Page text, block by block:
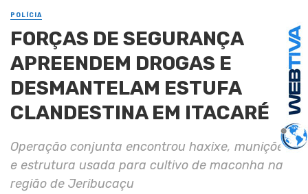
POLÍCIA
FORÇAS DE SEGURANÇA
APREENDEM DROGAS E
DESMANTELAM ESTUFA
CLANDESTINA EM ITACARÉ
Operação conjunta encontrou haxixe, munições
e estrutura usada para cultivo de maconha na
região de Jeribucaçu